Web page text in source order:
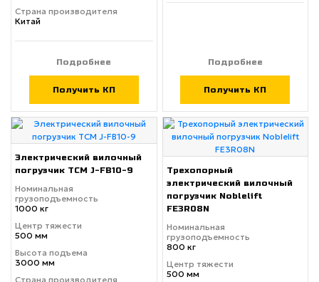
Страна производителя
Китай
Подробнее
Получить КП
Подробнее
Получить КП
Электрический вилочный
погрузчик TCM J-FB10-9
Номинальная
грузоподъемность
1000 кг
Центр тяжести
500 мм
Высота подъема
3000 мм
Страна производителя
Трехопорный
электрический вилочный
погрузчик Noblelift
FE3R08N
Номинальная
грузоподъемность
800 кг
Центр тяжести
500 мм